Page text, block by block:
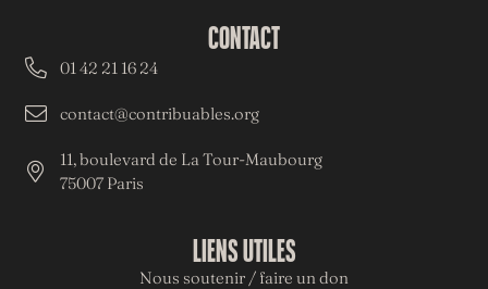
LIENS UTILES
Nous soutenir / faire un don
CONTACT
01 42 21 16 24
contact@contribuables.org
11, boulevard de La Tour-Maubourg
75007 Paris